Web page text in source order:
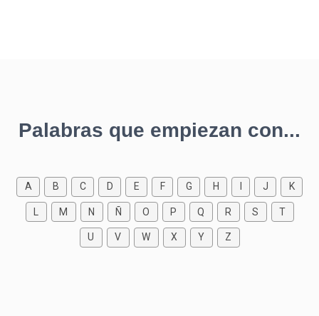
Palabras que empiezan con...
A B C D E F G H J K
L M N Ñ O P Q R S T
U V W X Y Z